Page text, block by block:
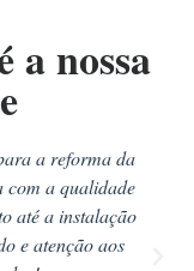
a nossa
a reforma da
com a qualidade
até a instalação
e atenção aos